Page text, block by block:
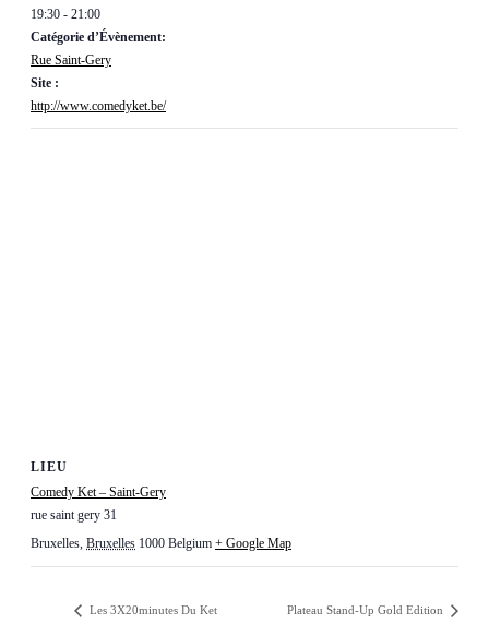
19:30 - 21:00
Catégorie d’Évènement:
Rue Saint-Gery
Site :
http://www.comedyket.be/
LIEU
Comedy Ket – Saint-Gery
rue saint gery 31
Bruxelles, Bruxelles 1000 Belgium + Google Map
Les 3X20minutes Du Ket Plateau Stand-Up Gold Edition